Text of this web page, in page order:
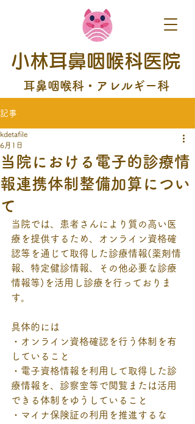
小林耳鼻咽喉科医院
耳鼻咽喉科・アレルギー科
記事
当院における電子的診療情
報連携体制整備加算につい
て
kdetafile
6月1日
当院では、患者さんにより質の高い医
療を提供するため、オンライン資格確
認等を通じて取得した診療情報(薬剤情
報、特定健診情報、その他必要な診療
情報等)を活用し診療を行っておりま
す。
具体的には
・オンライン資格確認を行う体制を有
していること
・電子資格情報を利用して取得した診
療情報を、診察室等で閲覧または活用
できる体制をゆうしていること
・マイナ保険証の利用を推進するな